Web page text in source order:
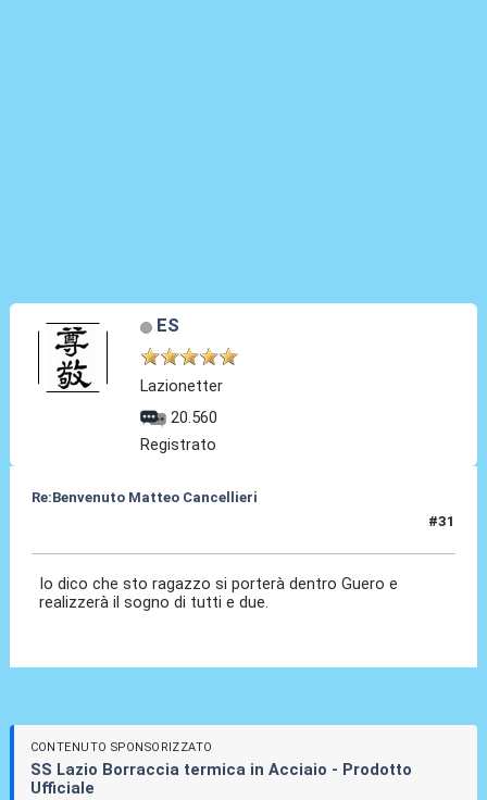
ES
Lazionetter
20.560
Registrato
Re:Benvenuto Matteo Cancellieri
#31
Io dico che sto ragazzo si porterà dentro Guero e
realizzerà il sogno di tutti e due.
CONTENUTO SPONSORIZZATO
SS Lazio Borraccia termica in Acciaio - Prodotto
Ufficiale